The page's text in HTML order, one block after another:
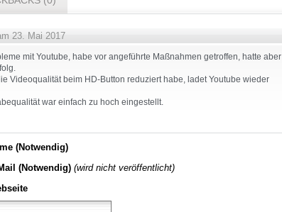
23. Mai 2017
mit Youtube, habe vor angeführte Maßnahmen getroffen, hatte aber
Videoqualität beim HD-Button reduziert habe, ladet Youtube wieder
war einfach zu hoch eingestellt.
(Notwendig)
(Notwendig) (wird nicht veröffentlicht)